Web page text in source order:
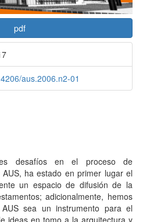
pdf
aus.2006.n2-01
desafíos en el proceso de
ha estado en primer lugar el
un espacio de difusión de la
adicionalmente, hemos
sea un instrumento para el
ideas en tomo a la arquitectura y